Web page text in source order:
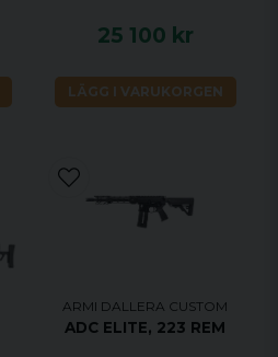
25 100 kr
LÄGG I VARUKORGEN
ARMI DALLERA CUSTOM
ADC ELITE, 223 REM